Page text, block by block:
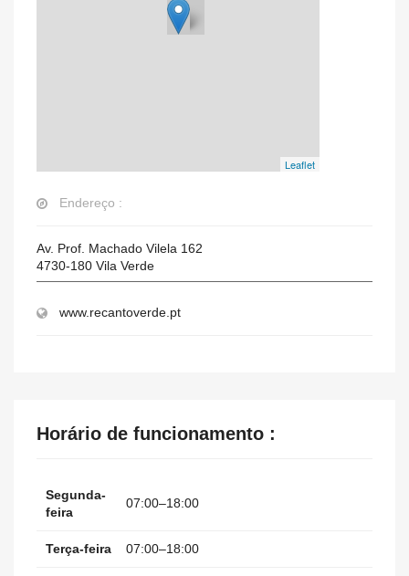
Leaflet
Endereço :
Av. Prof. Machado Vilela 162
4730-180 Vila Verde
www.recantoverde.pt
Horário de funcionamento :
Segunda-
feira
07:00–18:00
Terça-feira 07:00–18:00